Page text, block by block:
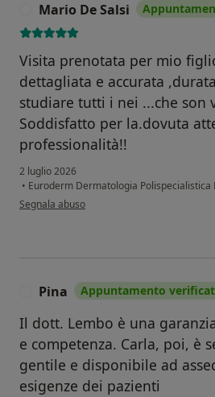
Mario De Salsi
Visita prenotata per mio
dettagliata e accurata
studiare tutti i nei ...che son
Soddisfatto per la.dovuta
professionalità!!
2 luglio 2026
• Euroderm Dermatologia Polispecialistica
secondo l'opinione dell'utente Mario De Salsi
Segnala abuso
Pina Appuntamento
Il dott. Lembo è una
e competenza. Carla, poi, è
gentile e disponibile ad
esigenze dei pazienti